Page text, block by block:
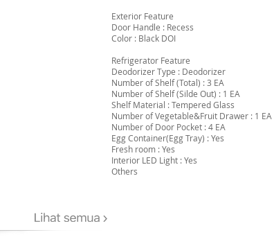
Exterior Feature
Door Handle : Recess
Color : Black DOI
Refrigerator Feature
Deodorizer Type : Deodorizer
Number of Shelf (Total) : 3 EA
Number of Shelf (Silde Out) : 1 EA
Shelf Material : Tempered Glass
Number of Vegetable&Fruit Drawer : 1 EA
Number of Door Pocket : 4 EA
Egg Container(Egg Tray) : Yes
Fresh room : Yes
Interior LED Light : Yes
Others